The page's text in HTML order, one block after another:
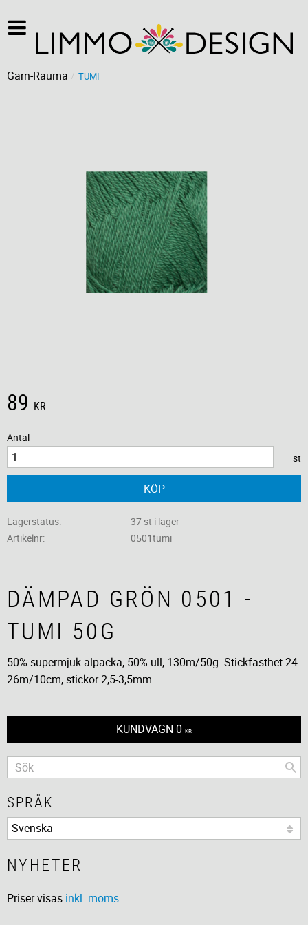
Garn-Rauma TUMI
89 KR
Antal
st
KÖP
Lagerstatus
37 st i lager
Artikelnr
0501tumi
DÄMPAD GRÖN 0501 -
TUMI 50G
50% supermjuk alpacka, 50% ull, 130m/50g​. Stickfasthet 24-
26m/10cm, stickor 2,5-3,5mm.​
KUNDVAGN 0 KR
SPRÅK
NYHETER
Priser visas inkl. moms